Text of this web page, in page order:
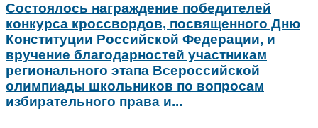
Состоялось награждение победителей
конкурса кроссвордов, посвященного Дню
Конституции Российской Федерации, и
вручение благодарностей участникам
регионального этапа Всероссийской
олимпиады школьников по вопросам
избирательного права и...